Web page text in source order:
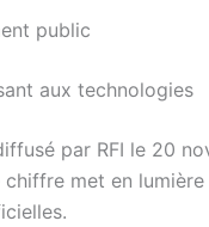
public
aux technologies
par RFI le 20
met en